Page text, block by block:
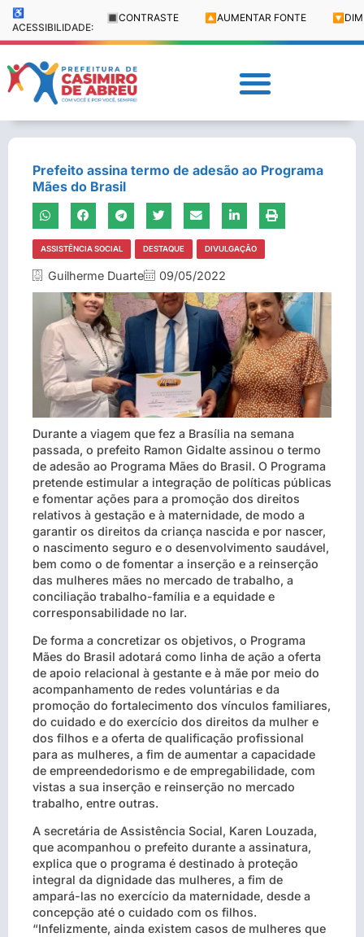
♿
ACESSIBILIDADE:
🔳 CONTRASTE 🔼 AUMENTAR FONTE 🔽
Prefeito assina termo de adesão ao Programa
Mães do Brasil
ASSISTÊNCIA SOCIAL DESTAQUE DIVULGAÇÃO
Guilherme Duarte 09/05/2022
Durante a viagem que fez a Brasília na semana
passada, o prefeito Ramon Gidalte assinou o termo
de adesão ao Programa Mães do Brasil. O Programa
pretende estimular a integração de políticas públicas
e fomentar ações para a promoção dos direitos
relativos à gestação e à maternidade, de modo a
garantir os direitos da criança nascida e por nascer,
o nascimento seguro e o desenvolvimento saudável,
bem como o de fomentar a inserção e a reinserção
das mulheres mães no mercado de trabalho, a
conciliação trabalho-família e a equidade e
corresponsabilidade no lar.
De forma a concretizar os objetivos, o Programa
Mães do Brasil adotará como linha de ação a oferta
de apoio relacional à gestante e à mãe por meio do
acompanhamento de redes voluntárias e da
promoção do fortalecimento dos vínculos familiares,
do cuidado e do exercício dos direitos da mulher e
dos filhos e a oferta de qualificação profissional
para as mulheres, a fim de aumentar a capacidade
de empreendedorismo e de empregabilidade, com
vistas a sua inserção e reinserção no mercado
trabalho, entre outras.
A secretária de Assistência Social, Karen Louzada,
que acompanhou o prefeito durante a assinatura,
explica que o programa é destinado à proteção
integral da dignidade das mulheres, a fim de
ampará-las no exercício da maternidade, desde a
concepção até o cuidado com os filhos.
“Infelizmente, ainda existem casos de mulheres que